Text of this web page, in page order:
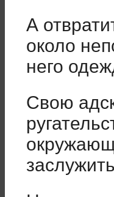
А
около
него
Свою